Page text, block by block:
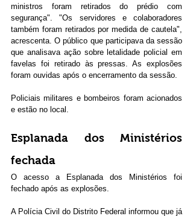
ministros foram retirados do prédio com
segurança". "Os servidores e colaboradores
também foram retirados por medida de cautela",
acrescenta. O público que participava da sessão
que analisava ação sobre letalidade policial em
favelas foi retirado às pressas. As explosões
foram ouvidas após o encerramento da sessão.
Policiais militares e bombeiros foram acionados
e estão no local.
Esplanada dos Ministérios
fechada
O acesso a Esplanada dos Ministérios foi
fechado após as explosões.
A Polícia Civil do Distrito Federal informou que já